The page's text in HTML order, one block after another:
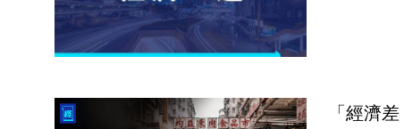
「經濟